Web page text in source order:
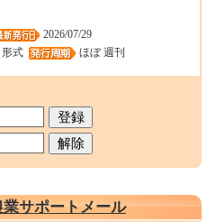
2026/07/29
式
ほぼ 週刊
サポートメール